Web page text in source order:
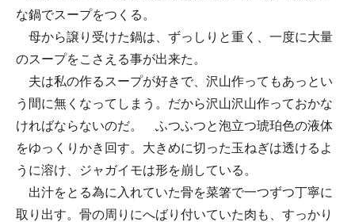
な鍋でスープをつくる。
母から譲り受けた鍋は、ずっしりと重く、一度に大量
のスープをこさえる事が出来た。
夫は私の作るスープが好きで、沢山作ってもあっとい
う間に無くなってしまう。だから沢山沢山作っておかな
ければならないのだ。 ふつふつと泡立つ琥珀色の液体
をゆっくりかき回す。大きめに切った玉ねぎは透けるよ
うに溶け、ジャガイモは形を崩している。
出汁をとる為に入れていた骨を菜箸で一つずつ丁寧に
取り出す。骨の周りにへばり付いていた肉も、すっかり